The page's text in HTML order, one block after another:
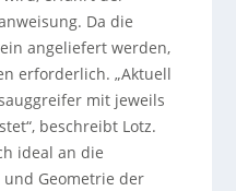
Da die
angeliefert werden,
erforderlich. „Aktuell
mit jeweils
beschreibt Lotz.
ideal an die
Geometrie der